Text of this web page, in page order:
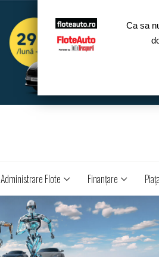
Administrare Flote Finanţare
Ca sa